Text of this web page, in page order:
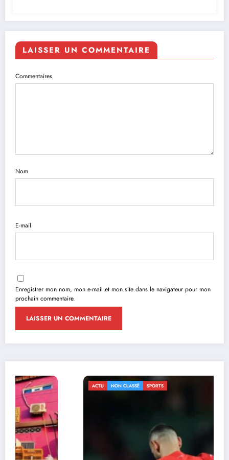
LAISSER UN COMMENTAIRE
Commentaires
Nom
E-mail
Enregistrer mon nom, mon e-mail et mon site dans le navigateur pour mon
prochain commentaire.
ACTU NON CLASSÉ SPORTS